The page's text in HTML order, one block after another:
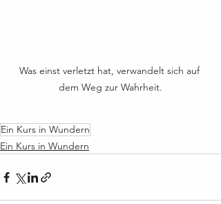
Was einst verletzt hat, verwandelt sich auf
dem Weg zur Wahrheit.
Ein Kurs in Wundern
Ein Kurs in Wundern